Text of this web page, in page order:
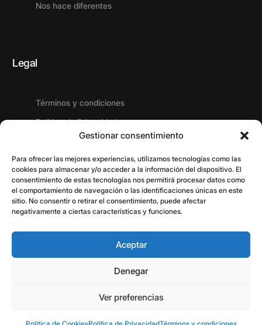
Gestionar consentimiento
Para ofrecer las mejores experiencias, utilizamos tecnologías como las
cookies para almacenar y/o acceder a la información del dispositivo. El
consentimiento de estas tecnologías nos permitirá procesar datos como
el comportamiento de navegación o las identificaciones únicas en este
sitio. No consentir o retirar el consentimiento, puede afectar
negativamente a ciertas características y funciones.
Aceptar
Denegar
Ver preferencias
Nos hace diferentes
Legal
Términos y condiciones
Política de Privacidad
Política de Cookies
Encuéntrenos
© 2026 Desarrollos Concesionales Insulares S.L. Todos los